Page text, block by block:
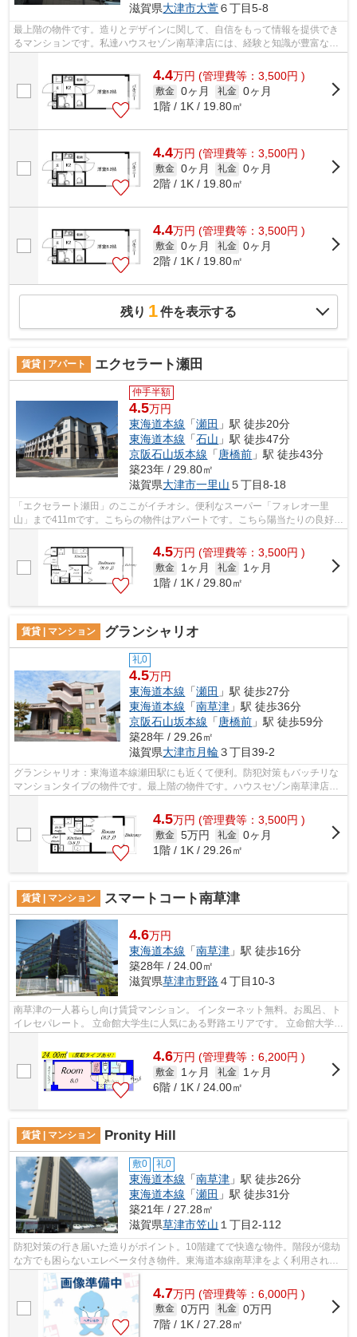
滋賀県大津市大萱６丁目5-8
最上階の物件です。造りとデザインに関して、自信をもって情報を提供でき
るマンションです。私達ハウスセゾン南草津店には、経験と知識が豊富なス
タッフが勢ぞろい。077-569-1410/fd@s...
4.4万円 (管理費等：3,500円 )
敷金 0ヶ月 礼金 0ヶ月
1階 / 1K / 19.80㎡
4.4万円 (管理費等：3,500円 )
敷金 0ヶ月 礼金 0ヶ月
2階 / 1K / 19.80㎡
4.4万円 (管理費等：3,500円 )
敷金 0ヶ月 礼金 0ヶ月
2階 / 1K / 19.80㎡
残り 1件を表示する
賃貸 | アパート エクセラート瀬田
仲手半額
4.5万円
東海道本線 「瀬田 」駅 徒歩20分
東海道本線 「石山 」駅 徒歩47分
京阪石山坂本線 「 唐橋前 」駅 徒歩43分
築23年 / 29.80㎡
滋賀県大津市一里山 ５丁目8-18
「エクセラート瀬田」のここがイチオシ。便利なスーパー「フォレオ一里
山」まで411mです。こちらの物件はアパートです。こちら陽当たりの良好な
物件です。メールアドレスfd@sigasaison...
4.5万円 (管理費等：3,500円 )
敷金 1ヶ月 礼金
1ヶ月
1階 / 1K / 29.80㎡
賃貸 | マンション グランシャリオ
礼0
4.5万円
東海道本線 「瀬田 」駅 徒歩27分
東海道本線 「南草津 」駅 徒歩36分
京阪石山坂本線 「唐橋前 」駅 徒歩59分
築28年 / 29.26㎡
滋賀県大津市月輪 ３丁目39-2
グランシャリオ：東海道本線瀬田駅にも近くて便利。防犯対策もバッチリな
マンションタイプの物件です。最上階の物件です。ハウスセゾン南草津店か
4.5万円 (管理費等：3,500円 )
敷金 5万円 礼金 0ヶ月
1階 / 1K / 29.26㎡
賃貸 | マンション スマートコート南草津
4.6万円
東海道本線 「南草津 」駅 徒歩16分
築28年 / 24.00㎡
滋賀県草津市野路 ４丁目10-3
南草津の一人暮らし向け賃貸マンション。 インターネット無料。お風呂、ト
イレセパレート。 立命館大学生に人気にある野路エリアです。 立命館大学と
4.6万円 (管理費等：6,200円 )
敷金 1ヶ月 礼金
1ヶ月
6階 / 1K / 24.00㎡
賃貸 | マンション Pronity Hill
敷0 礼0
東海道本線 「南草津 」駅 徒歩26分
東海道本線 「瀬田 」駅 徒歩31分
築21年 / 27.28㎡
滋賀県草津市笠山 １丁目2-112
防犯対策の行き届いた造りがポイント。10階建てで快適な物件。階段が億劫
な方でも困らないエレベータ付き物件。東海道本線南草津をよく利用される
方、安心してハウスセゾン南草津店に...
4.7万円 (管理費等：6,000円 )
敷金 0万円 礼金 0万円
7階 / 1K / 27.28㎡